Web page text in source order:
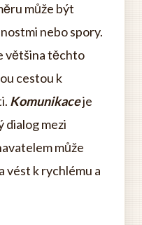
může být
nebo spory.
většina těchto
cestou k
Komunikaceje
dialog mezi
může
vést k rychlému a